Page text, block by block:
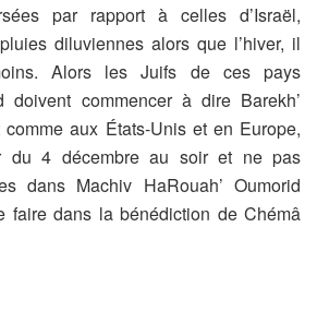
par rapport à celles d’Israël,
diluviennes alors que l’hiver, il
Alors les Juifs de ces pays
doivent commencer à dire Barekh’
comme aux États-Unis et en Europe,
du 4 décembre au soir et ne pas
dans Machiv HaRouah’ Oumorid
faire dans la bénédiction de Chémâ